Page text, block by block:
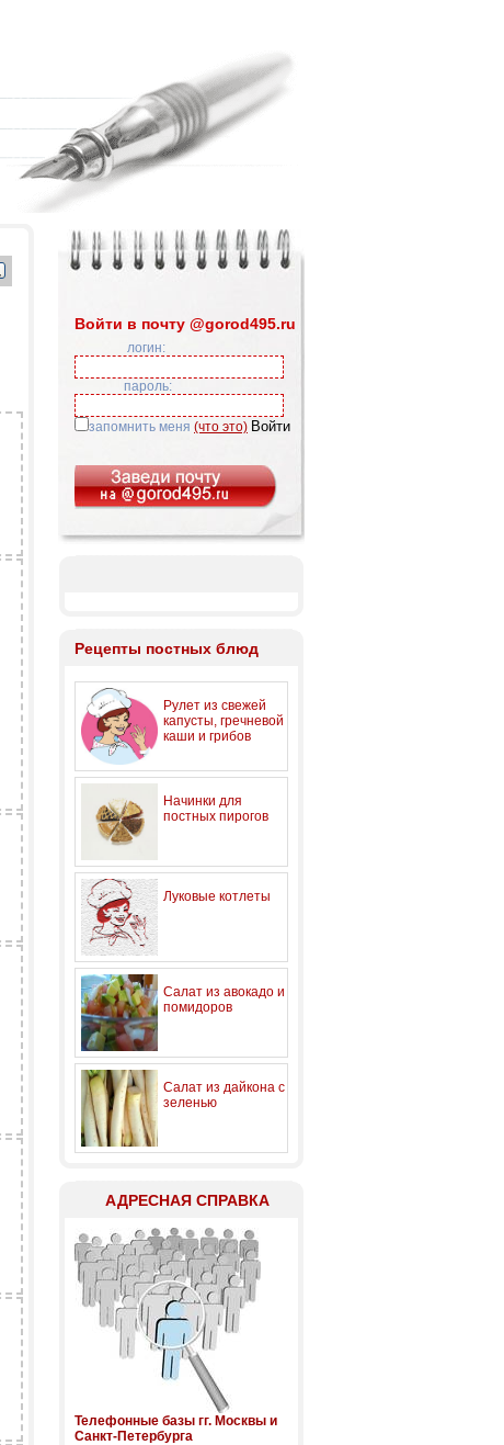
Войти в почту @gorod495.ru
логин:
пароль:
запомнить меня (что это)
Рецепты постных блюд
Рулет из свежей
капусты, гречневой
каши и грибов
Начинки для
постных пирогов
Луковые котлеты
Салат из авокадо и
помидоров
Салат из дайкона с
зеленью
АДРЕСНАЯ СПРАВКА
Телефонные базы гг. Москвы и
Санкт-Петербурга